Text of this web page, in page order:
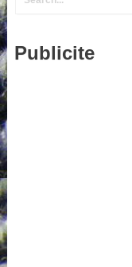
Publicite